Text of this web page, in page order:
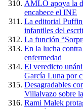
AMLO apoya la
encabece el INE
La editorial Puffin
infantiles del
La función
En la lucha
enfermedad
El veredicto
García Luna por
Desagradables
Villalvazo sobre
Rami Malek